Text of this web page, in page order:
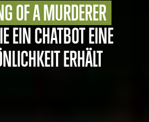
OF A MURDERER
EIN CHATBOT EINE
ERHÄLT